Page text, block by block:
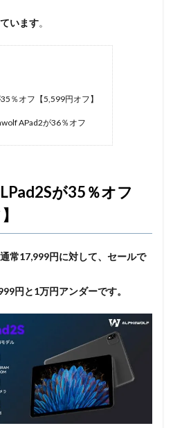
います。
％オフ【5,599円オフ】
APad2が36％オフ
が35％オフ
常17,999円に対して、セールで
円と1万円アンダーです。